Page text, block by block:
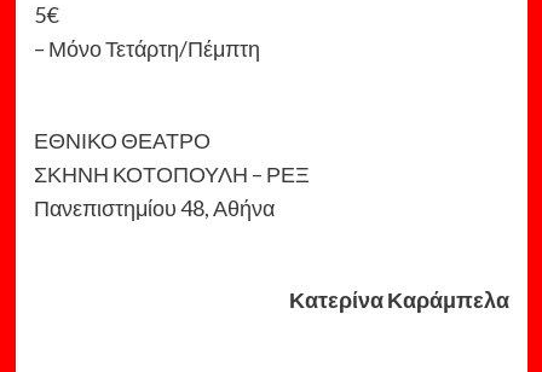
5€
– Μόνο Τετάρτη/Πέμπτη
ΕΘΝΙΚΟ ΘΕΑΤΡΟ
ΣΚΗΝΗ ΚΟΤΟΠΟΥΛΗ – ΡΕΞ
Πανεπιστημίου 48, Αθήνα
Κατερίνα Καράμπελα